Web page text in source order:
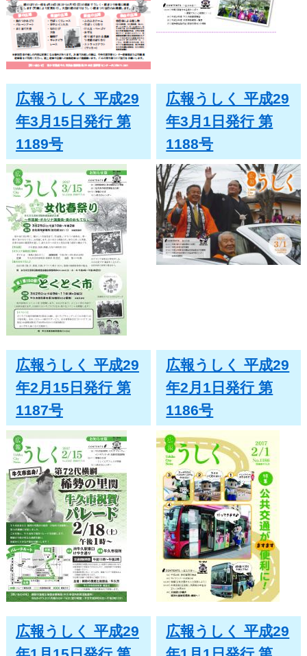
広報うしく 平成29
年3月15日発行 第
1189号
広報うしく 平成29
年3月1日発行 第
1188号
広報うしく 平成29
年2月15日発行 第
1187号
広報うしく 平成29
年2月1日発行 第
1186号
広報うしく 平成29
広報うしく 平成29